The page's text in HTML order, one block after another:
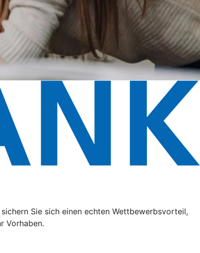
Sie sich einen echten Wettbewerbsvorteil,
Vorhaben.